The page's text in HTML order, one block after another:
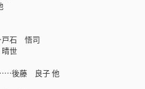
戸石 悟司
世
……後藤 良子 他